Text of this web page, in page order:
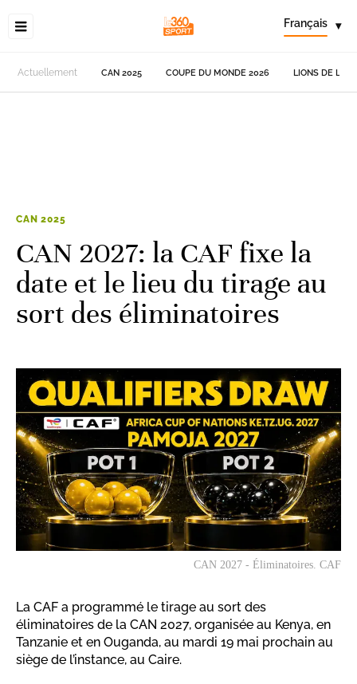
Français ▾
Actuellement CAN 2025 COUPE DU MONDE 2026 LIONS DE
CAN 2025
CAN 2027: la CAF fixe la
date et le lieu du tirage au
sort des éliminatoires
CAN 2027 - Éliminatoires. CAF
La CAF a programmé le tirage au sort des
éliminatoires de la CAN 2027, organisée au Kenya, en
Tanzanie et en Ouganda, au mardi 19 mai prochain au
siège de l’instance, au Caire.